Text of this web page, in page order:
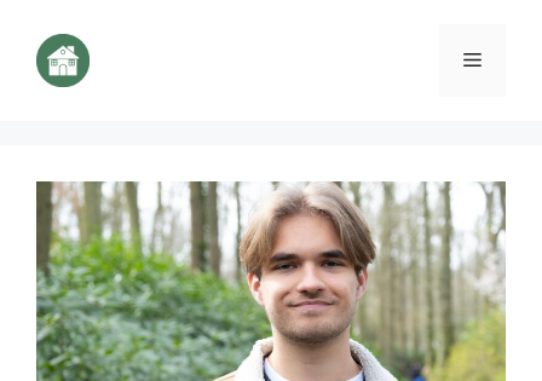
contenu
Menu